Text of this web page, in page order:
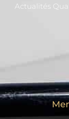
Actualités